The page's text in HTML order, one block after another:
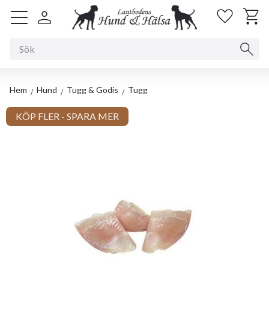
Meny
Hem Hund Tugg & Godis Tugg
KÖP FLER - SPARA MER